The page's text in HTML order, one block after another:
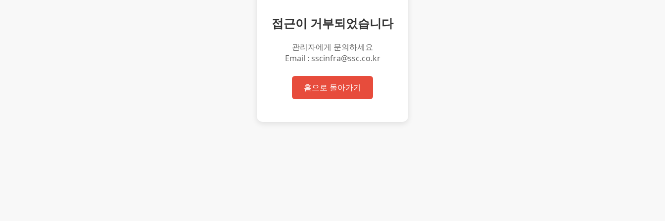
접근이 거부되었습니다
관리자에게 문의하세요
Email : sscinfra@ssc.co.kr
홈으로 돌아가기